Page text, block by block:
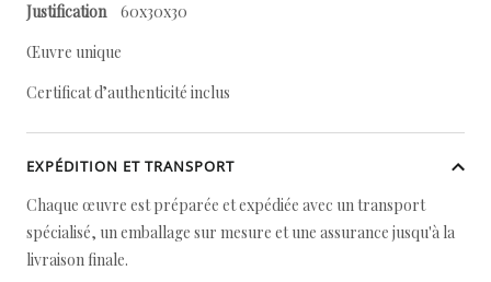
Justification
60x30x30
Œuvre unique
Certificat d’authenticité inclus
EXPÉDITION ET TRANSPORT
Chaque œuvre est préparée et expédiée avec un transport
spécialisé, un emballage sur mesure et une assurance jusqu'à la
livraison finale.